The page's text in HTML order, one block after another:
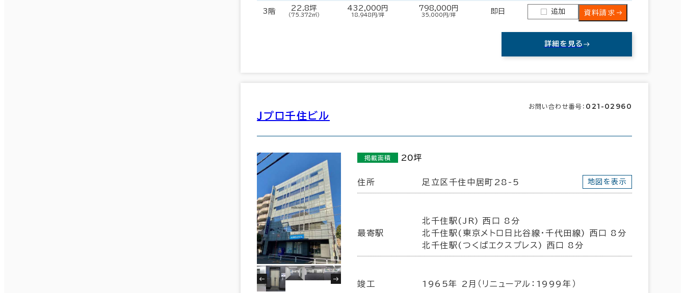
3階 22.8坪
（75.372㎡）
432,000円
18,948円/坪
798,000円
35,000円/坪 即日 追加 資料請求
詳細を見る
Ｊプロ千住ビル
お問い合わせ番号： 021-02960
掲載面積 20坪
住所 足立区千住中居町28-5 地図を表示
最寄駅
北千住駅(JR) 西口 8分
北千住駅(東京メトロ日比谷線･千代田線) 西口 8分
北千住駅(つくばエクスプレス) 西口 8分
竣工 1965年 2月（リニューアル：1999年）
東京都下 (161)
中央区 (644) 港区 (691)
品川区 (302) 台東区 文京区
墨田区 (35)
世田谷区 (22) 中野区 杉並区
練馬区 (5) 荒川区
葛飾区 (5)
６か月以上